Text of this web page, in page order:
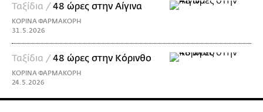
Ταξίδια /48 ώρες στην Αίγινα
ΚΟΡΙΝΑ ΦΑΡΜΑΚΟΡΗ
31.5.2026
Ταξίδια /48 ώρες στην Κόρινθο
ΚΟΡΙΝΑ ΦΑΡΜΑΚΟΡΗ
24.5.2026